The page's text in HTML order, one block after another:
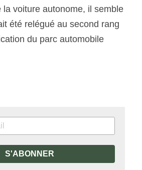
la voiture autonome, il semble
été relégué au second rang
du parc automobile
S'ABONNER